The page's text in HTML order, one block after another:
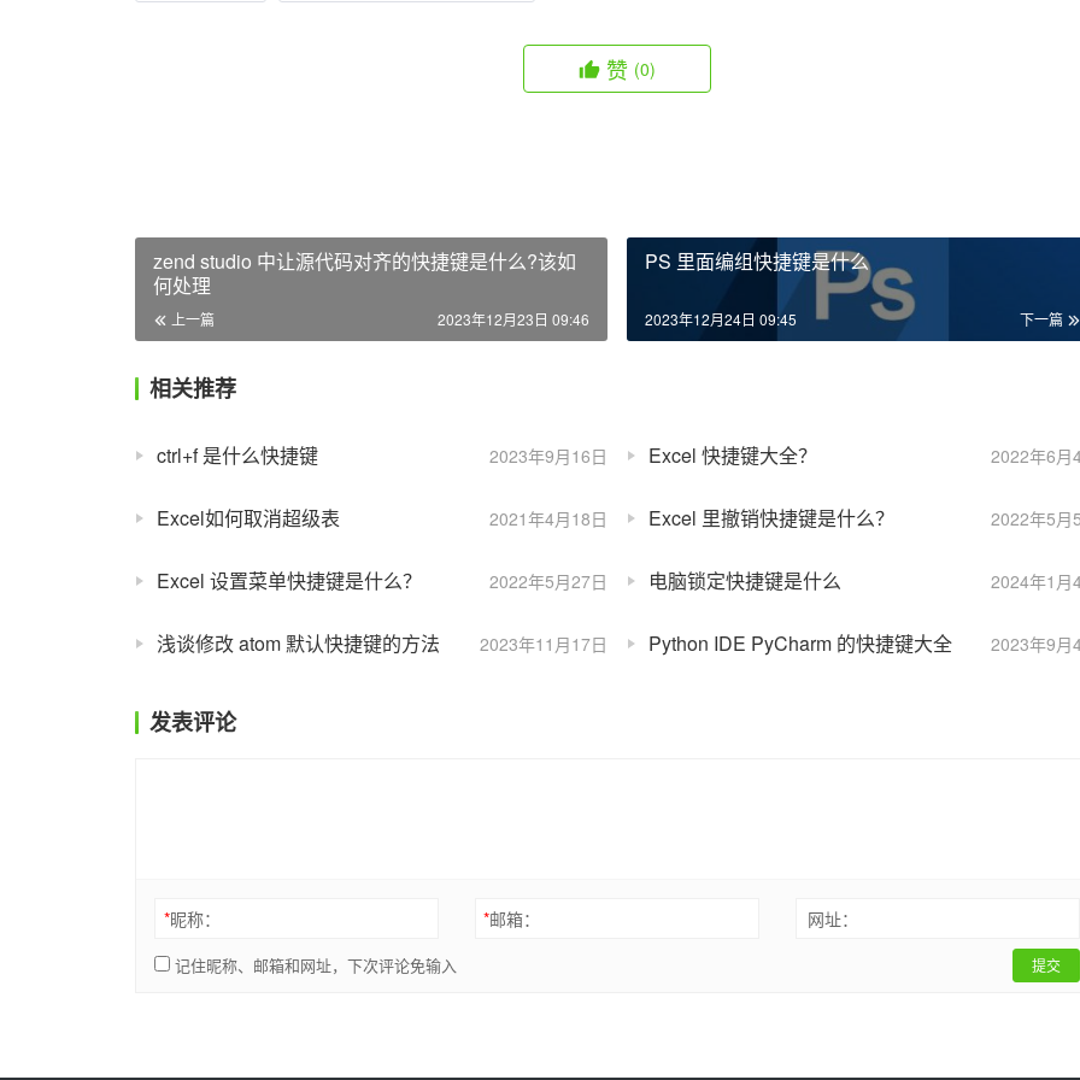
赞 (0)
zend studio 中让源代码对齐的快捷键是什么?该如
何处理
上一篇 2023年12月23日 09:46
PS 里面编组快捷键是什么
下一篇
2023年12月24日 09:45
相关推荐
2023年9月16日
ctrl+f 是什么快捷键 2022年6月
Excel 快捷键大全？
2021年4月18日
Excel如何取消超级表 2022年5月
Excel 里撤销快捷键是什么？
2022年5月27日
Excel 设置菜单快捷键是什么？ 2024年1月
电脑锁定快捷键是什么
2023年11月17日
浅谈修改 atom 默认快捷键的方法 2023年9月
Python IDE PyCharm 的快捷键大全
发表评论
*昵称： *邮箱： 网址：
记住昵称、邮箱和网址，下次评论免输入 提交